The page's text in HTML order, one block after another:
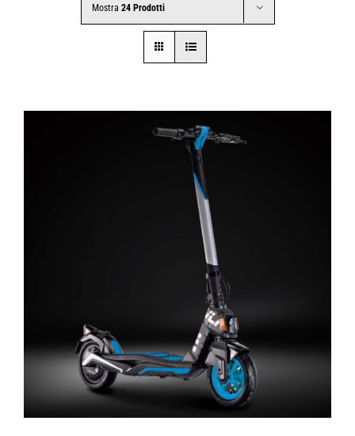
CONTATTI
ACCOUNT
CARRELLO
Mostra 24 Prodotti